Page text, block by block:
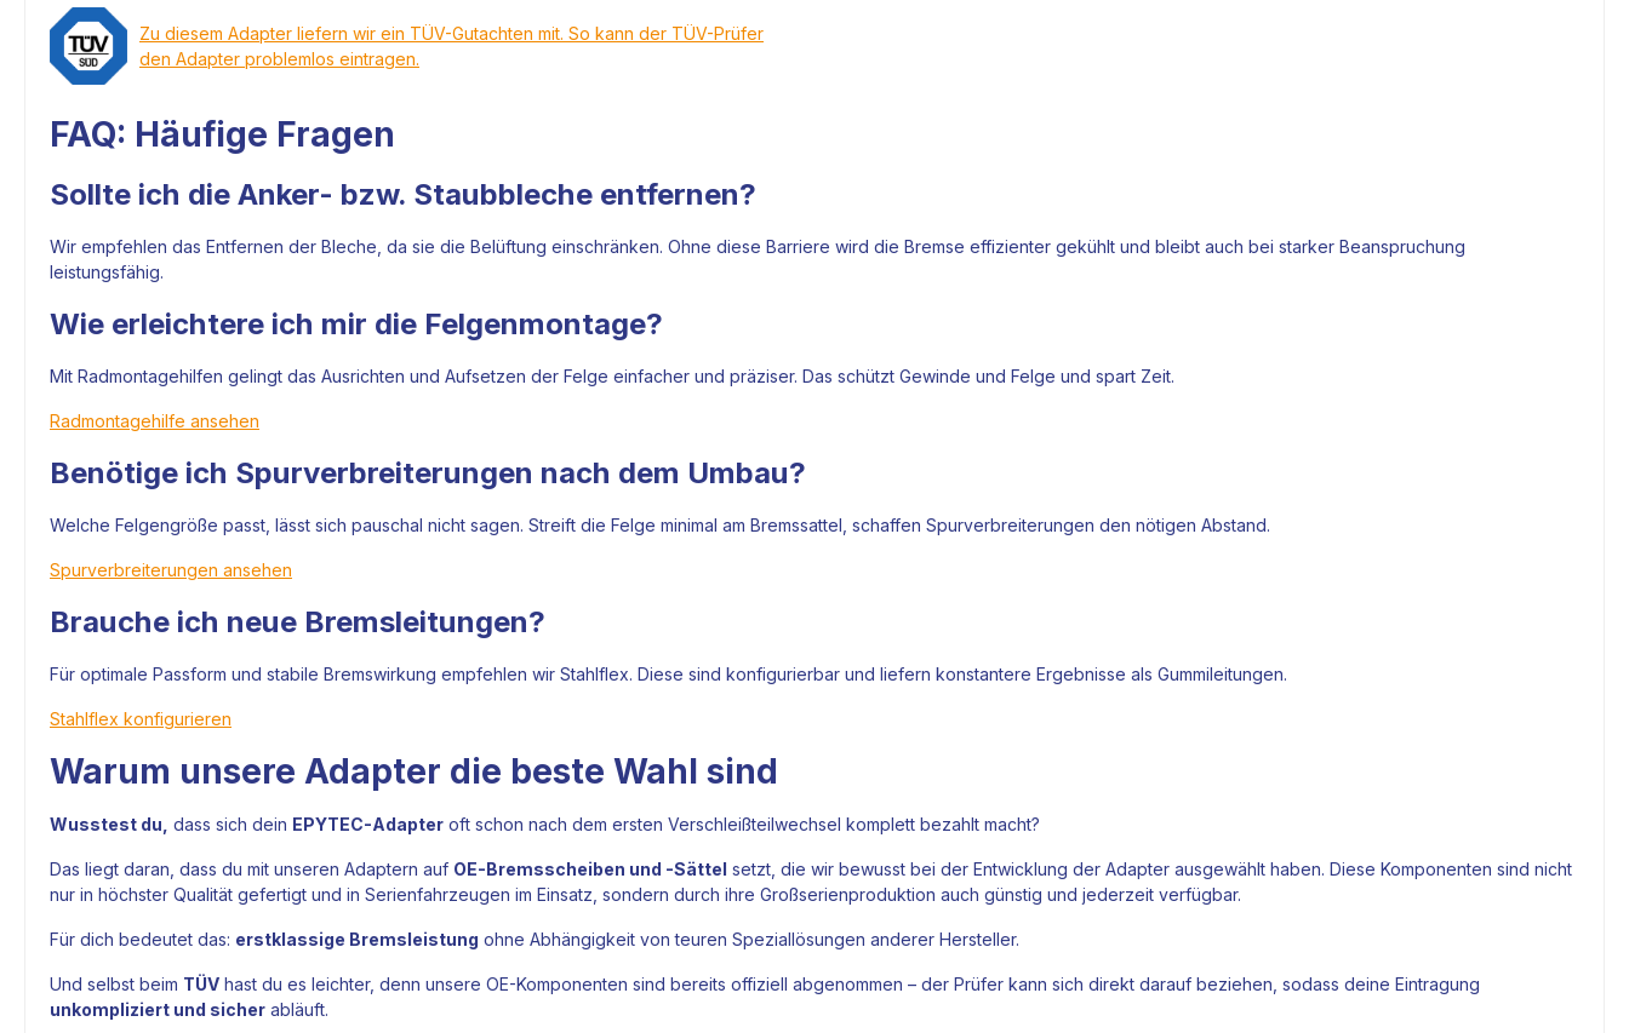
Zu diesem Adapter liefern wir ein TÜV-Gutachten mit. So kann der TÜV-Prüfer
den Adapter problemlos eintragen.
FAQ: Häufige Fragen
Sollte ich die Anker- bzw. Staubbleche entfernen?
Wir empfehlen das Entfernen der Bleche, da sie die Belüftung einschränken. Ohne diese Barriere wird die Bremse effizienter gekühlt und bleibt auch bei starker Beanspruchung
leistungsfähig.
Wie erleichtere ich mir die Felgenmontage?
Mit Radmontagehilfen gelingt das Ausrichten und Aufsetzen der Felge einfacher und präziser. Das schützt Gewinde und Felge und spart Zeit.
Radmontagehilfe ansehen
Benötige ich Spurverbreiterungen nach dem Umbau?
Welche Felgengröße passt, lässt sich pauschal nicht sagen. Streift die Felge minimal am Bremssattel, schaffen Spurverbreiterungen den nötigen Abstand.
Spurverbreiterungen ansehen
Brauche ich neue Bremsleitungen?
Für optimale Passform und stabile Bremswirkung empfehlen wir Stahlflex. Diese sind konfigurierbar und liefern konstantere Ergebnisse als Gummileitungen.
Stahlflex konfigurieren
Warum unsere Adapter die beste Wahl sind
Wusstest du, dass sich dein EPYTEC-Adapter oft schon nach dem ersten Verschleißteilwechsel komplett bezahlt macht?
Das liegt daran, dass du mit unseren Adaptern auf OE-Bremsscheiben und -Sättel setzt, die wir bewusst bei der Entwicklung der Adapter ausgewählt haben. Diese Komponenten sind nicht
nur in höchster Qualität gefertigt und in Serienfahrzeugen im Einsatz, sondern durch ihre Großserienproduktion auch günstig und jederzeit verfügbar.
Für dich bedeutet das: erstklassige Bremsleistung ohne Abhängigkeit von teuren Speziallösungen anderer Hersteller.
Und selbst beim TÜV hast du es leichter, denn unsere OE-Komponenten sind bereits offiziell abgenommen – der Prüfer kann sich direkt darauf beziehen, sodass deine Eintragung
unkompliziert und sicher abläuft.